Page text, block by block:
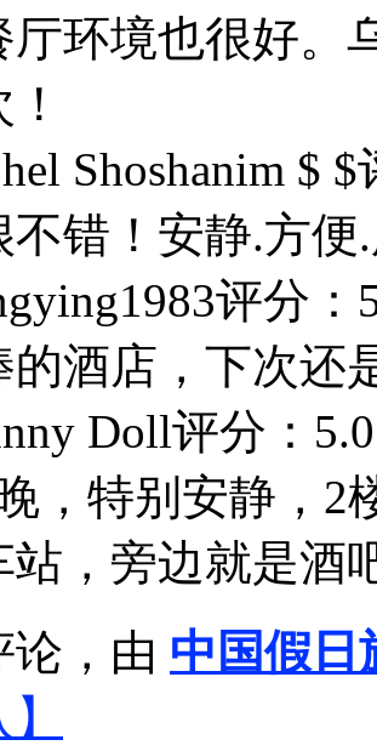
厅环境也很好。
Shoshanim $ $
不错！安静.方
评分：
的酒店，下次还
Doll评分：
，特别安静，2
站，旁边就是酒
论，由 中国假日